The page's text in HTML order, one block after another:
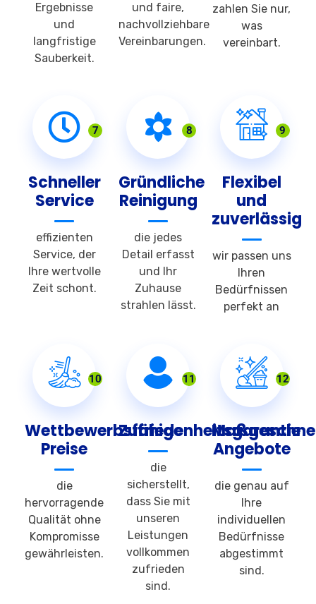
Ergebnisse
und
langfristige
Sauberkeit.
und faire,
nachvollziehbare
Vereinbarungen.
zahlen Sie nur,
was
vereinbart.
7
Schneller
Service
effizienten
Service, der
Ihre wertvolle
Zeit schont.
8
Gründliche
Reinigung
die jedes
Detail erfasst
und Ihr
Zuhause
strahlen lässt.
9
Flexibel
und
zuverlässig
wir passen uns
Ihren
Bedürfnissen
perfekt an
10
Wettbewerbsfähige
Preise
die
hervorragende
Qualität ohne
Kompromisse
gewährleisten.
11
Zufriedenheitsgarantie
die
sicherstellt,
dass Sie mit
unseren
Leistungen
vollkommen
zufrieden
sind.
12
Angebote
die genau auf
Ihre
individuellen
Bedürfnisse
abgestimmt
sind.